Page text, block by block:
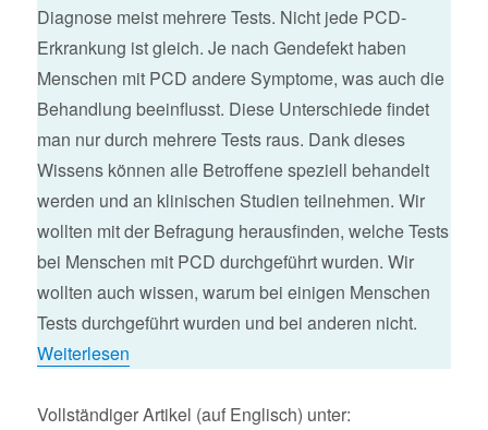
Diagnose meist mehrere Tests. Nicht jede PCD-
Erkrankung ist gleich. Je nach Gendefekt haben
Menschen mit PCD andere Symptome, was auch die
Behandlung beeinflusst. Diese Unterschiede findet
man nur durch mehrere Tests raus. Dank dieses
Wissens können alle Betroffene speziell behandelt
werden und an klinischen Studien teilnehmen. Wir
wollten mit der Befragung herausfinden, welche Tests
bei Menschen mit PCD durchgeführt wurden. Wir
wollten auch wissen, warum bei einigen Menschen
Tests durchgeführt wurden und bei anderen nicht.
Weiterlesen
Vollständiger Artikel (auf Englisch) unter: